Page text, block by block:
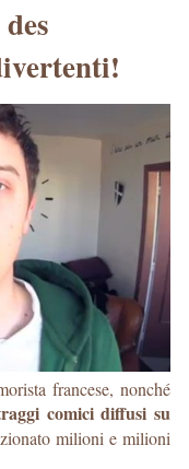
francese, nonché
comici diffusi su
milioni e milioni